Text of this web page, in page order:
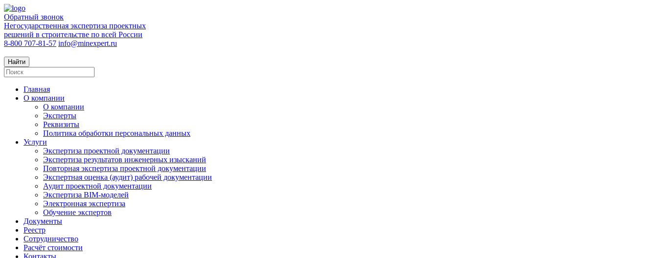
Обратный звонок
Негосударственная экспертиза проектных
решений в строительстве по всей России
8-800 707-81-57 info@minexpert.ru
Найти
Главная
О компании
О компании
Эксперты
Реквизиты
Политика обработки персональных данных
Услуги
Экспертиза проектной документации
Экспертиза результатов инженерных изысканий
Повторная экспертиза проектной документации
Экспертная оценка (аудит) рабочей документации
Аудит проектной документации
Экспертиза BIM-моделей
Электронная экспертиза
Обучение экспертов
Документы
Реестр
Сотрудничество
Расчёт стоимости
Контакты